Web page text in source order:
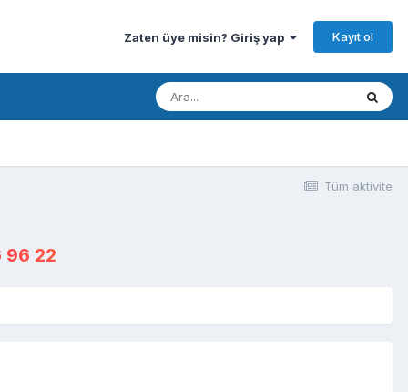
Zaten üye misin? Giriş yap Kayıt ol
Tüm aktivite
96 22